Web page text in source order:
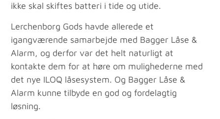
ikke skal skiftes batteri i tide og utide.
Lerchenborg Gods havde allerede et
igangværende samarbejde med Bagger Låse &
Alarm, og derfor var det helt naturligt at
kontakte dem for at høre om mulighederne med
det nye ILOQ låsesystem. Og Bagger Låse &
Alarm kunne tilbyde en god og fordelagtig
løsning.